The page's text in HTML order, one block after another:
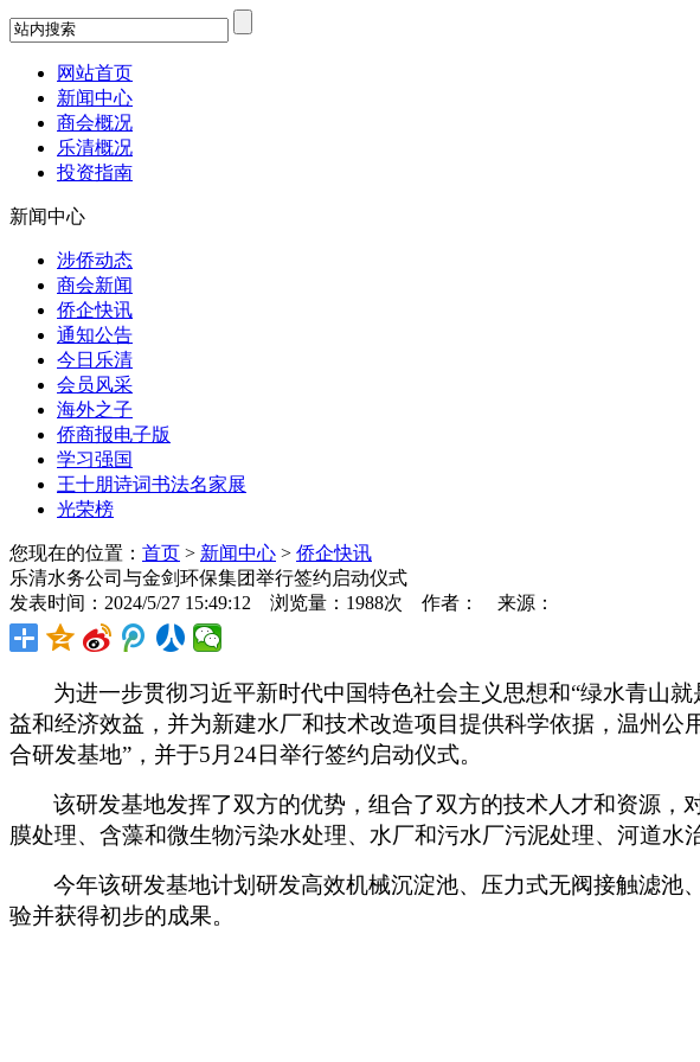
网站首页
新闻中心
商会概况
乐清概况
投资指南
新闻中心
涉侨动态
商会新闻
侨企快讯
通知公告
今日乐清
会员风采
海外之子
侨商报电子版
学习强国
王十朋诗词书法名家展
光荣榜
您现在的位置： 首页 > 新闻中心 > 侨企快讯
乐清水务公司与金剑环保集团举行签约启动仪式
发表时间：2024/5/27 15:49:12 浏览量：1988次 作者： 来源：
为进一步贯彻习近平新时代中国特色社会主义思想和“绿水青山
益和经济效益，并为新建水厂和技术改造项目提供科学依据，温州
合研发基地”，并于5 月 24日举行签约启动仪式。
该研发基地发挥了双方的优势，组合了双方的技术人才和资源，
膜处理、含藻和微生物污染水处理、水厂和污水厂污泥处理、河道水
今年该研发基地计划研发高效机械沉淀池、压力式无阀接触滤
验并获得初步的成果。